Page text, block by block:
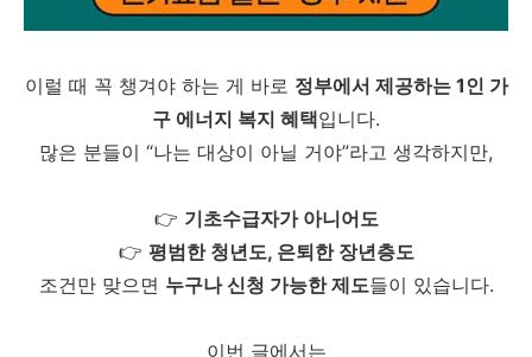
이럴 때 꼭 챙겨야 하는 게 바로 정부에서 제공하는 1인 가
구 에너지 복지 혜택입니다.
많은 분들이 “나는 대상이 아닐 거야”라고 생각하지만,
👉 기초수급자가 아니어도
👉 평범한 청년도, 은퇴한 장년층도
조건만 맞으면 누구나 신청 가능한 제도들이 있습니다.
이번 글에서는